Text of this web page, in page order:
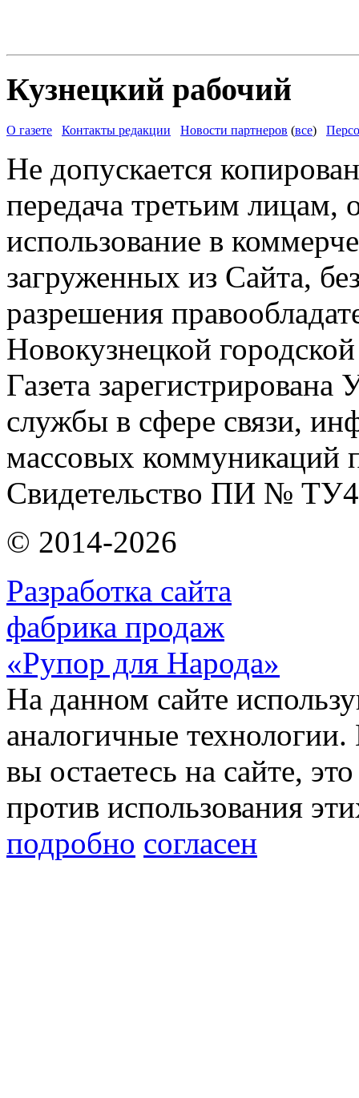
Кузнецкий рабочий
О газете Контакты редакции Новости партнеров (все)
Не допускается
передача третьим лицам,
использование в
загруженных из Сайта,
разрешения
Новокузнецкой
Газета
службы в сфере связи,
массовых коммуникаций
Свидетельство ПИ №
© 2014-2026
Разработка сайта
фабрика продаж
«Рупор для Народа»
На данном сайте
аналогичные
вы остаетесь на сайте,
против использования
подробно согласен